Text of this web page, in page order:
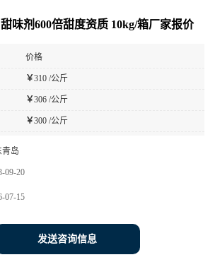
味剂600倍甜度资质 10kg/箱厂家报价
价格
￥310 /公斤
￥306 /公斤
￥300 /公斤
青岛
09-20
07-15
发送咨询信息